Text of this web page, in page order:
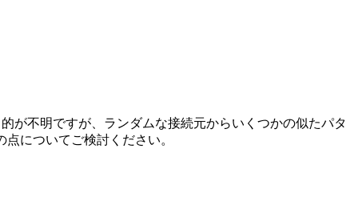
が不明ですが、ランダムな接続元からいくつかの似たパタ
についてご検討ください。